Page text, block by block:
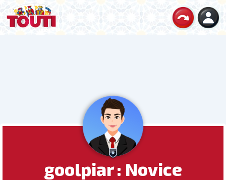
goolpiar : Novice